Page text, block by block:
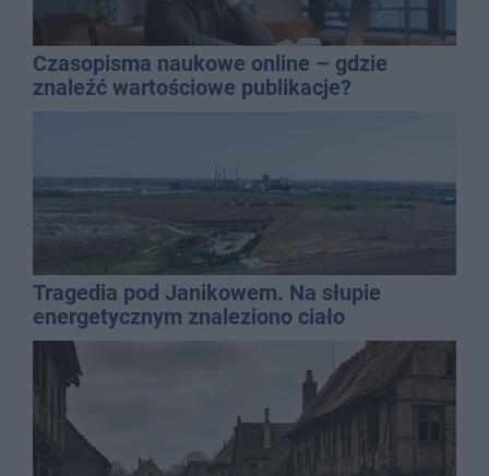
Czasopisma naukowe online – gdzie
znaleźć wartościowe publikacje?
Tragedia pod Janikowem. Na słupie
energetycznym znaleziono ciało
mężczyzny